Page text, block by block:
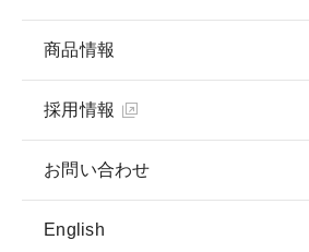
商品情報
採用情報
お問い合わせ
English